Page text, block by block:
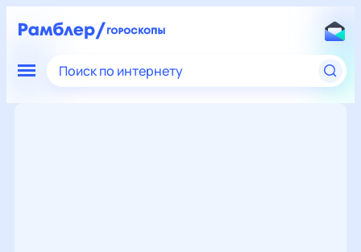
Поиск по интернету